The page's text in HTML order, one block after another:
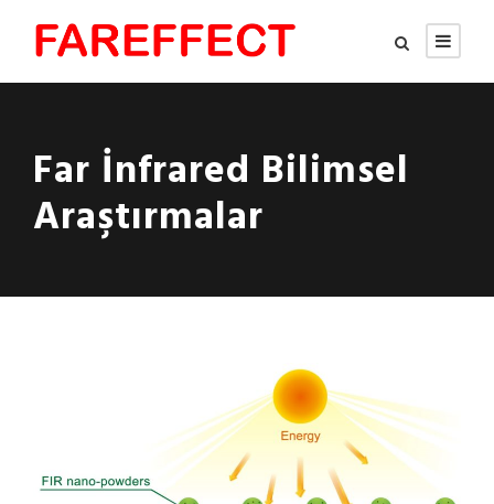
Far İnfrared Bilimsel
Araştırmalar